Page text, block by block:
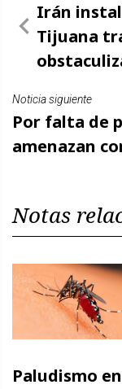
Irán
Tijuana
Noticia siguiente
Por falta de
amenazan
Notas
Paludismo